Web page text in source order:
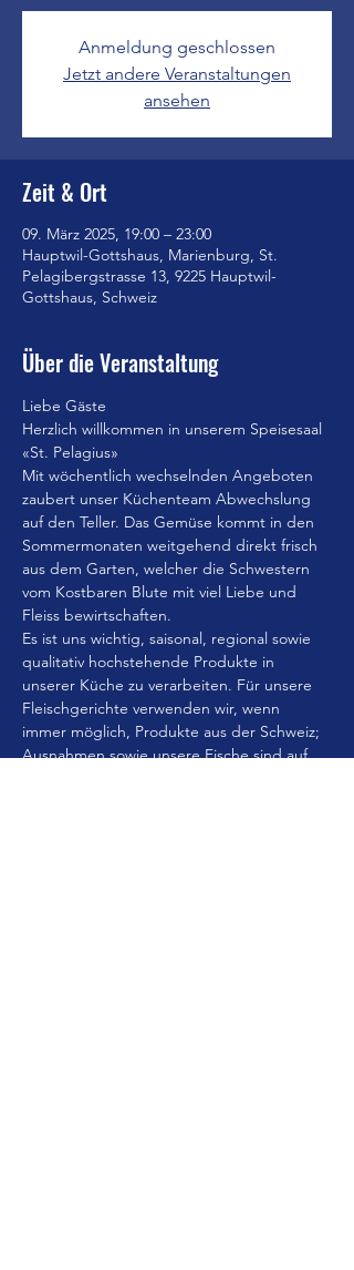
Anmeldung geschlossen
Jetzt andere Veranstaltungen
ansehen
Zeit & Ort
09. März 2025, 19:00 – 23:00
Hauptwil-Gottshaus, Marienburg, St.
Pelagibergstrasse 13, 9225 Hauptwil-
Gottshaus, Schweiz
Über die Veranstaltung
Liebe Gäste
Herzlich willkommen in unserem Speisesaal
«St. Pelagius»
Mit wöchentlich wechselnden Angeboten
zaubert unser Küchenteam Abwechslung
auf den Teller. Das Gemüse kommt in den
Sommermonaten weitgehend direkt frisch
aus dem Garten, welcher die Schwestern
vom Kostbaren Blute mit viel Liebe und
Fleiss bewirtschaften.
Es ist uns wichtig, saisonal, regional sowie
qualitativ hochstehende Produkte in
unserer Küche zu verarbeiten. Für unsere
Fleischgerichte verwenden wir, wenn
immer möglich, Produkte aus der Schweiz;
Ausnahmen sowie unsere Fische sind auf